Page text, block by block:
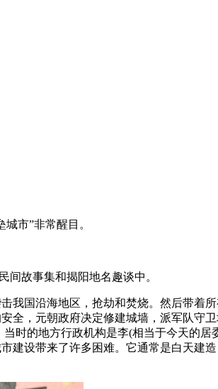
市”非常醒目。
间故事集和揭阳地名趣谈中。
国沿海地区，抢劫和焚烧。然后带着
全，元朝政府决定修建城墙，派军队守
时的地方行政机构是李(相当于今天的
设带来了许多困难。它通常是白天建